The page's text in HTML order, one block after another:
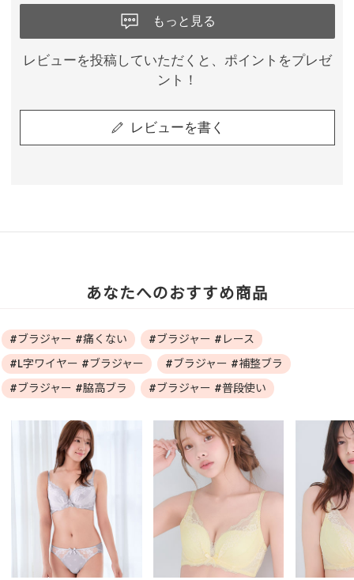
もっと見る
レビューを投稿していただくと、ポイントをプレゼ
ント！
レビューを書く
あなたへのおすすめ商品
#ブラジャー #痛くない
#ブラジャー #レース
#L字ワイヤー #ブラジャー
#ブラジャー #補整ブラ
#ブラジャー #脇高ブラ
#ブラジャー #普段使い